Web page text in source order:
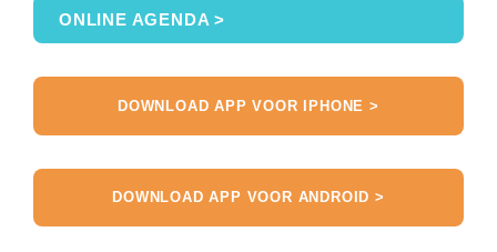
ONLINE AGENDA >
DOWNLOAD APP VOOR IPHONE >
DOWNLOAD APP VOOR ANDROID >